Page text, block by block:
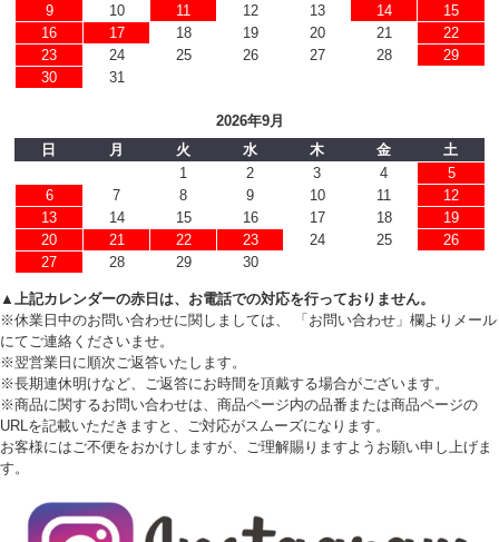
9
10 11 12 13 14
15
16
17 18 19 20 21
22
23
24 25 26 27 28
29
30
31
2026年9月
日
月 火 水 木 金
土
1
2 3 4
5
6
7 8 9 10 11
12
13
14 15 16 17 18
19
20
21 22 23 24 25
26
27
28 29 30
▲上記カレンダーの赤日は、お電話での対応を行っておりません。
※休業日中のお問い合わせに関しましては、 「お問い合わせ」欄よりメール
にてご連絡くださいませ。
※翌営業日に順次ご返答いたします。
※長期連休明けなど、ご返答にお時間を頂戴する場合がございます。
※商品に関するお問い合わせは、商品ページ内の品番または商品ページの
URLを記載いただきますと、ご対応がスムーズになります。
お客様にはご不便をおかけしますが、ご理解賜りますようお願い申し上げま
す。